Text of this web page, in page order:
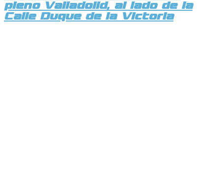
pleno Valladolid, al lado de la
Calle Duque de la Victoria